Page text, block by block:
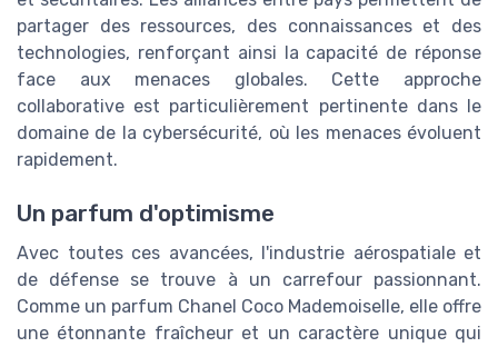
partager des ressources, des connaissances et des
technologies, renforçant ainsi la capacité de réponse
face aux menaces globales. Cette approche
collaborative est particulièrement pertinente dans le
domaine de la cybersécurité, où les menaces évoluent
rapidement.
Un parfum d'optimisme
Avec toutes ces avancées, l'industrie aérospatiale et
de défense se trouve à un carrefour passionnant.
Comme un parfum Chanel Coco Mademoiselle, elle offre
une étonnante fraîcheur et un caractère unique qui